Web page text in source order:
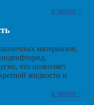
к меню ↑
материалов,
что позволяет
жидкости и
к меню ↑